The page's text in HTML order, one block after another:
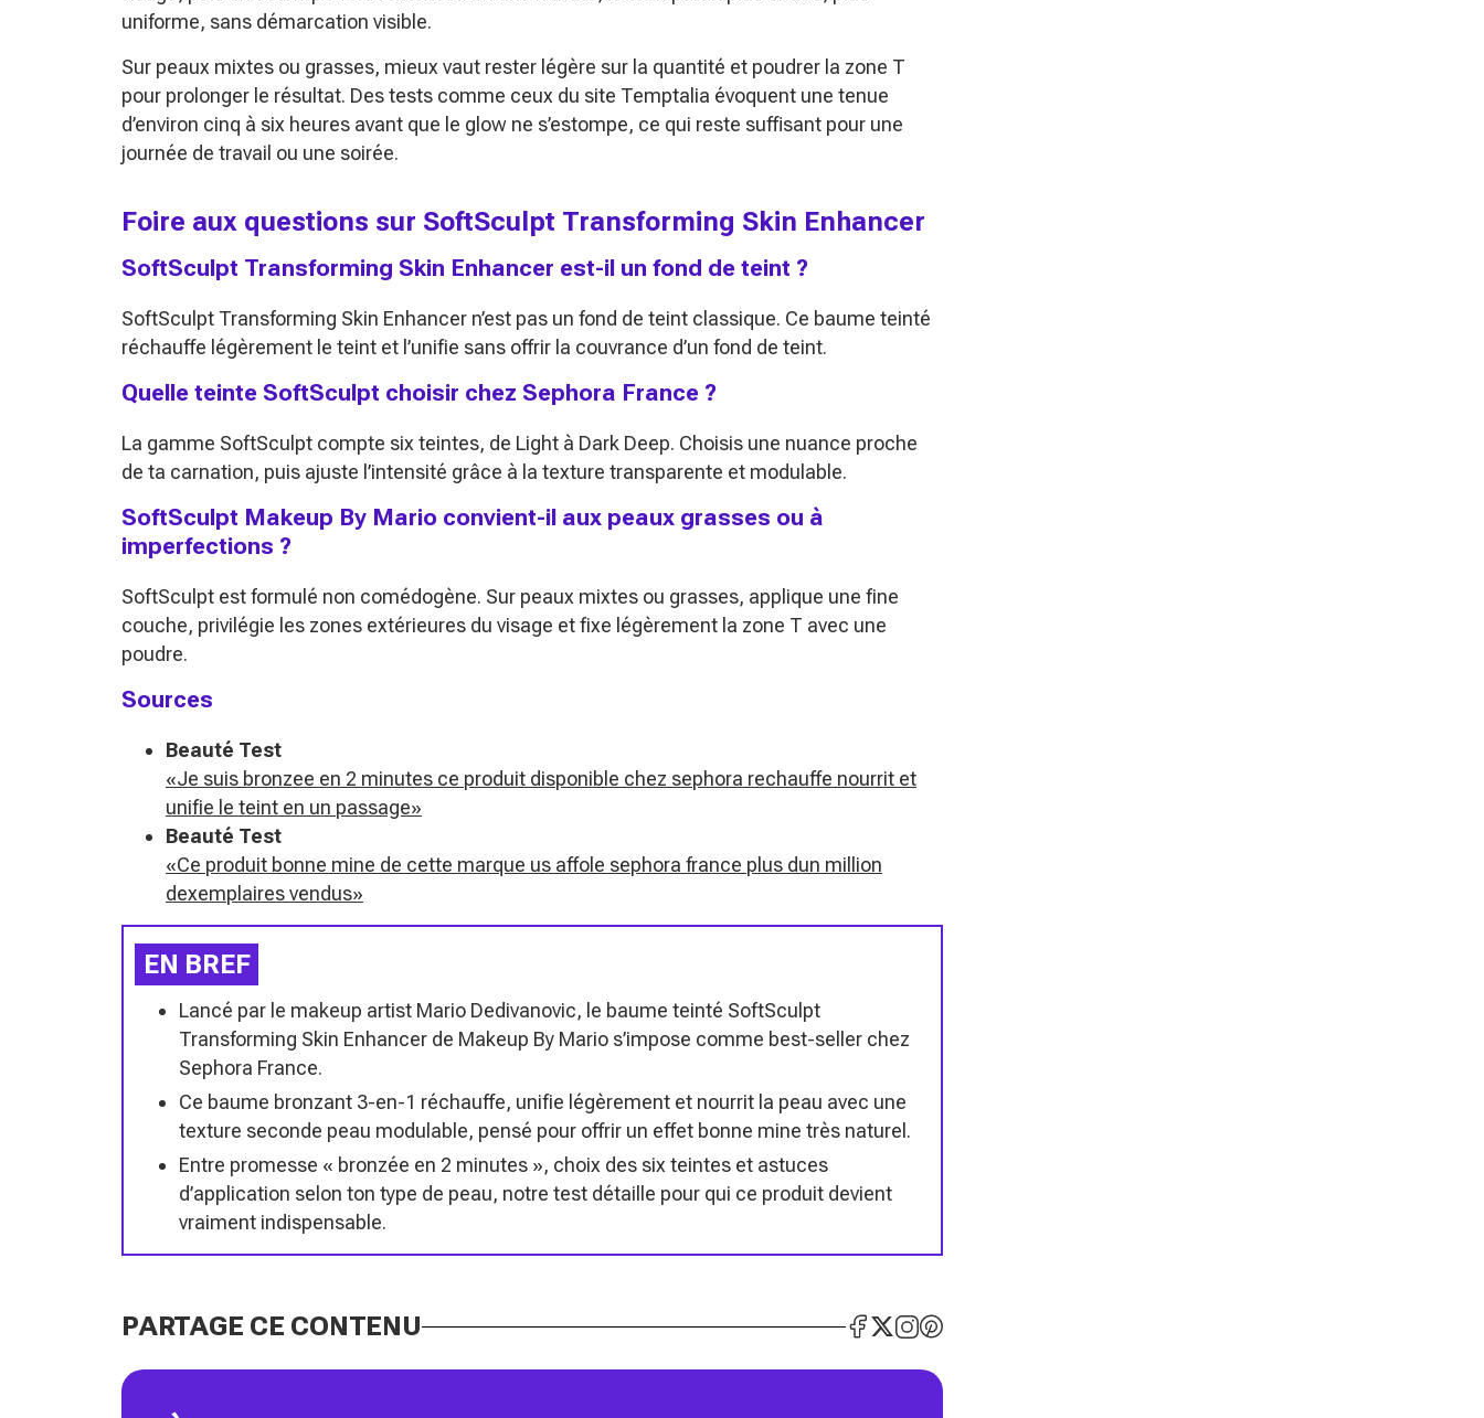
uniforme, sans démarcation visible.
Sur peaux mixtes ou grasses, mieux vaut rester légère sur la quantité et poudrer la zone T
pour prolonger le résultat. Des tests comme ceux du site Temptalia évoquent une tenue
d’environ cinq à six heures avant que le glow ne s’estompe, ce qui reste suffisant pour une
journée de travail ou une soirée.
Foire aux questions sur SoftSculpt Transforming Skin Enhancer
SoftSculpt Transforming Skin Enhancer est-il un fond de teint ?
SoftSculpt Transforming Skin Enhancer n’est pas un fond de teint classique. Ce baume teinté
réchauffe légèrement le teint et l’unifie sans offrir la couvrance d’un fond de teint.
Quelle teinte SoftSculpt choisir chez Sephora France ?
La gamme SoftSculpt compte six teintes, de Light à Dark Deep. Choisis une nuance proche
de ta carnation, puis ajuste l’intensité grâce à la texture transparente et modulable.
SoftSculpt Makeup By Mario convient-il aux peaux grasses ou à
imperfections ?
SoftSculpt est formulé non comédogène. Sur peaux mixtes ou grasses, applique une fine
couche, privilégie les zones extérieures du visage et fixe légèrement la zone T avec une
poudre.
Sources
Beauté Test
«Je suis bronzee en 2 minutes ce produit disponible chez sephora rechauffe nourrit et
unifie le teint en un passage»
Beauté Test
«Ce produit bonne mine de cette marque us affole sephora france plus dun million
dexemplaires vendus»
EN BREF
Lancé par le makeup artist Mario Dedivanovic, le baume teinté SoftSculpt
Transforming Skin Enhancer de Makeup By Mario s’impose comme best-seller chez
Sephora France.
Ce baume bronzant 3-en-1 réchauffe, unifie légèrement et nourrit la peau avec une
texture seconde peau modulable, pensé pour offrir un effet bonne mine très naturel.
Entre promesse « bronzée en 2 minutes », choix des six teintes et astuces
d’application selon ton type de peau, notre test détaille pour qui ce produit devient
vraiment indispensable.
PARTAGE CE CONTENU